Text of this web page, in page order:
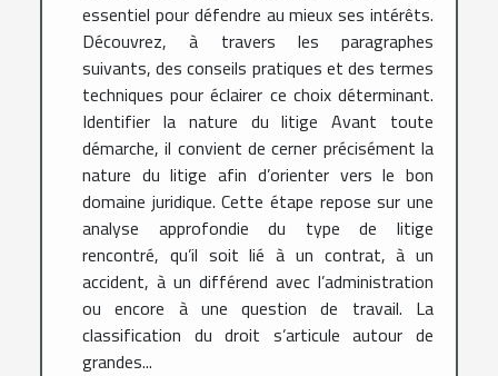
essentiel pour défendre au mieux ses intérêts.
Découvrez, à travers les paragraphes
suivants, des conseils pratiques et des termes
techniques pour éclairer ce choix déterminant.
Identifier la nature du litige Avant toute
démarche, il convient de cerner précisément la
nature du litige afin d’orienter vers le bon
domaine juridique. Cette étape repose sur une
analyse approfondie du type de litige
rencontré, qu’il soit lié à un contrat, à un
accident, à un différend avec l’administration
ou encore à une question de travail. La
classification du droit s’articule autour de
grandes...